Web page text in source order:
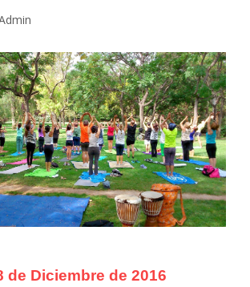
de Diciembre de 2016